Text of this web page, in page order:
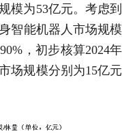
模为53亿元。考虑到
智能机器人市场规模
，初步核算2024年
场规模分别为15亿元